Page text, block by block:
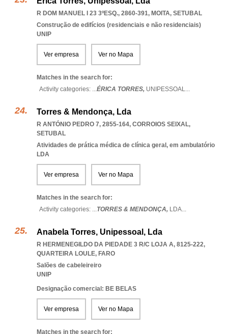
R DOM MANUEL I 23 3ºESQ., 2860-391, MOITA, SETUBAL
Construção de edifícios (residenciais e não residenciais)
UNIP
Ver empresa Ver no Mapa
Matches in the search for:
Activity categories: ...ÉRICA TORRES, UNIPESSOAL...
Torres & Mendonça, Lda
R ANTÓNIO PEDRO 7, 2855-164, CORROIOS SEIXAL,
SETUBAL
Atividades de prática médica de clínica geral, em ambulatório
LDA
Ver empresa Ver no Mapa
Matches in the search for:
Activity categories: ...TORRES & MENDONÇA, LDA...
Anabela Torres, Unipessoal, Lda
R HERMENEGILDO DA PIEDADE 3 R/C LOJA A, 8125-222,
QUARTEIRA LOULE, FARO
Salões de cabeleireiro
UNIP
Designação comercial: BE BELAS
Ver empresa Ver no Mapa
Matches in the search for: